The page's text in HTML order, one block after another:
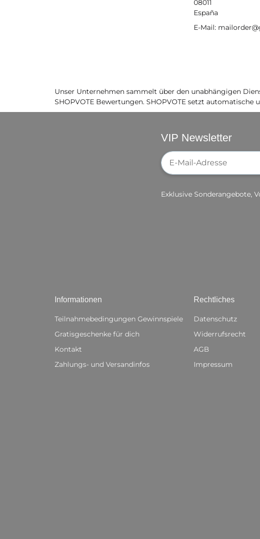
08011
España
E-Mail:
Unser Unternehmen sammelt über den unabhängigen
SHOPVOTE Bewertungen. SHOPVOTE setzt automatische
VIP Newsletter
Newsletter-
Exklusive Sonderangebote,
Informationen
Teilnahmebedingungen Gewinnspiele
Gratisgeschenke für dich
Kontakt
Zahlungs- und Versandinfos
Rechtliches
Datenschutz
Widerrufsrecht
AGB
Impressum